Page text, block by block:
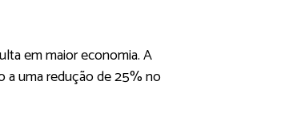
em maior economia. A
a uma redução de 25% no